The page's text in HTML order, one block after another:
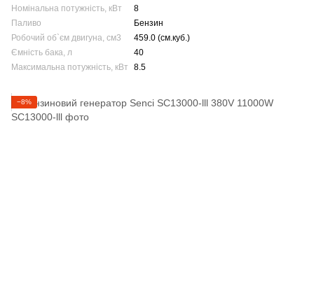
Номінальна потужність, кВт
8
Паливо
Бензин
Робочий об`єм двигуна, см3
459.0 (см.куб.)
Ємність бака, л
40
Максимальна потужність, кВт
8.5
−8%